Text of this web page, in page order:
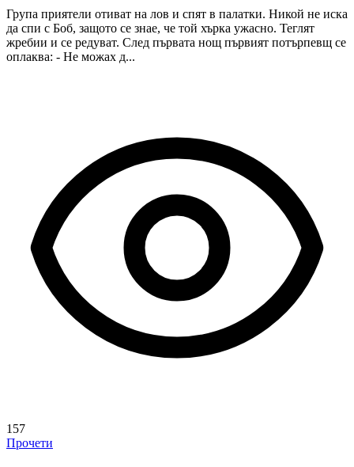
Група приятели отиват на лов и спят в палатки. Никой не иска
да спи с Боб, защото се знае, че той хърка ужасно. Теглят
жребии и се редуват. След първата нощ първият потърпевщ се
оплаква: - Не можах д...
157
Прочети